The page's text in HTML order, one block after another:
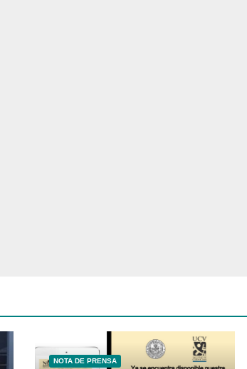
NOTA DE PRENSA